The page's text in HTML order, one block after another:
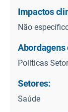
Impactos
Não
Abordagens
Políticas
Setores:
Saúde